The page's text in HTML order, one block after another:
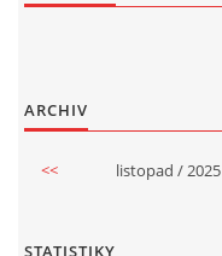
ARCHIV
<< listopad / 2025
STATISTIKY